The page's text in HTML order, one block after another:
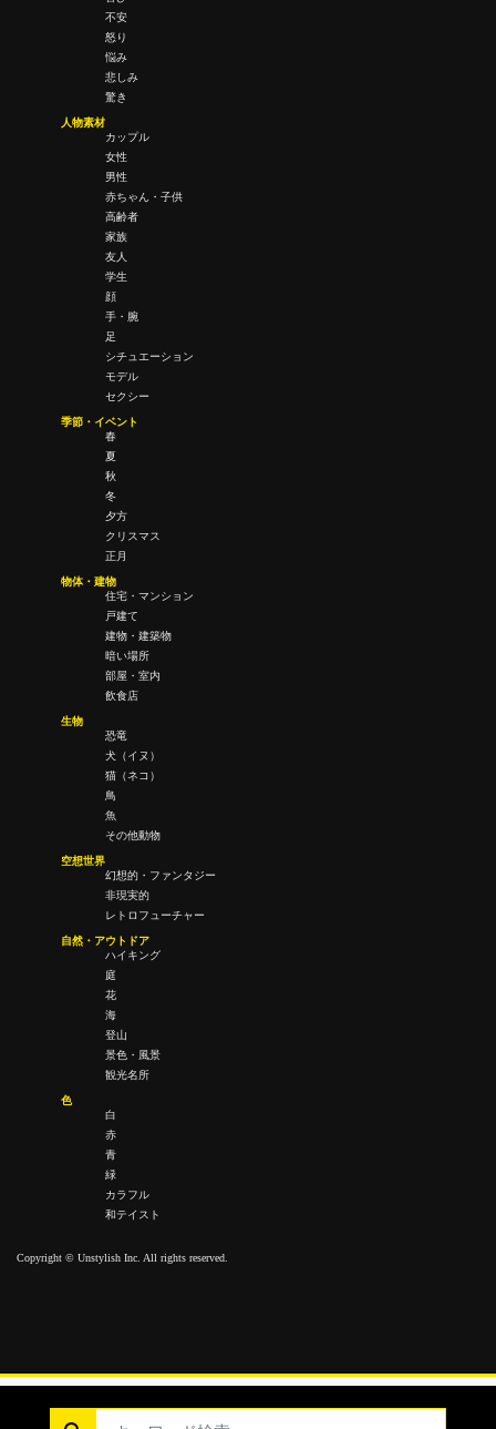
不安
怒り
悩み
悲しみ
驚き
人物素材
カップル
女性
男性
赤ちゃん・子供
高齢者
家族
友人
学生
顔
手・腕
足
シチュエーション
モデル
セクシー
季節・イベント
春
夏
秋
冬
夕方
クリスマス
正月
物体・建物
住宅・マンション
戸建て
建物・建築物
暗い場所
部屋・室内
飲食店
生物
恐竜
犬（イヌ）
猫（ネコ）
鳥
魚
その他動物
空想世界
幻想的・ファンタジー
非現実的
レトロフューチャー
自然・アウトドア
ハイキング
庭
花
海
登山
景色・風景
観光名所
色
白
赤
青
緑
カラフル
和テイスト
Copyright © Unstylish Inc. All rights reserved.